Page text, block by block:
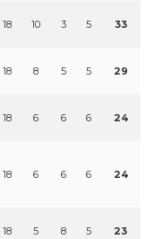
18 10 3 5 33
18 8 5 5 29
18 6 6 6 24
18 6 6 6 24
18 5 8 5 23